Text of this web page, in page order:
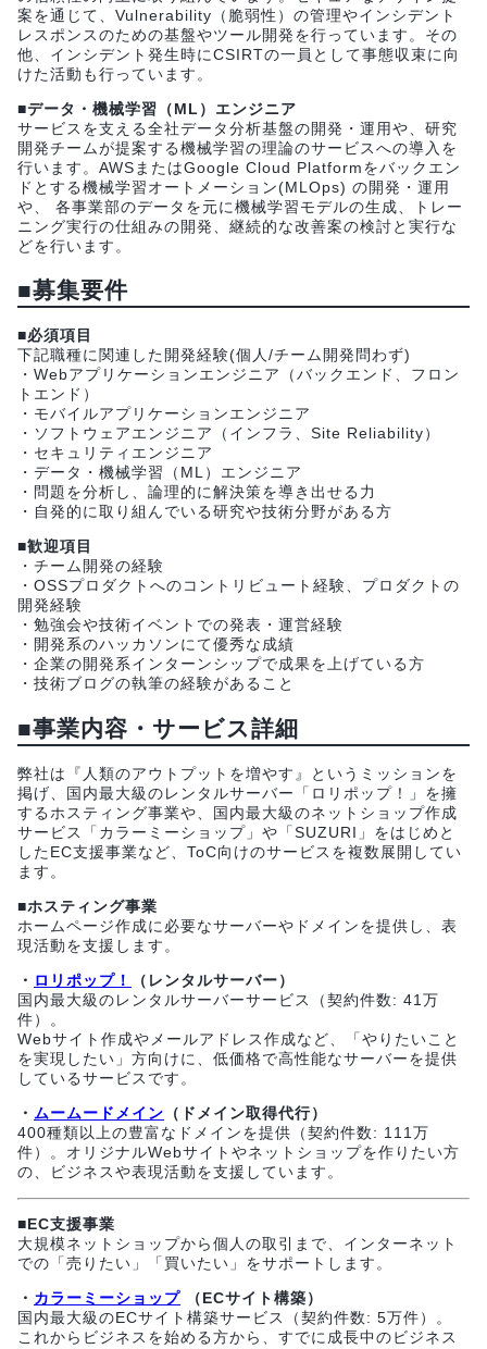
案を通じて、Vulnerability（脆弱性）の管理やインシデント
レスポンスのための基盤やツール開発を行っています。その
他、インシデント発生時にCSIRTの一員として事態収束に向
けた活動も行っています。
■データ・機械学習（ML）エンジニア
サービスを支える全社データ分析基盤の開発・運用や、研究
開発チームが提案する機械学習の理論のサービスへの導入を
行います。AWSまたはGoogle Cloud Platformをバックエン
ドとする機械学習オートメーション(MLOps) の開発・運用
や、 各事業部のデータを元に機械学習モデルの生成、トレー
ニング実行の仕組みの開発、継続的な改善案の検討と実行な
どを行います。
■募集要件
■必須項目
下記職種に関連した開発経験(個人/チーム開発問わず)
・Webアプリケーションエンジニア（バックエンド、フロン
トエンド）
・モバイルアプリケーションエンジニア
・ソフトウェアエンジニア（インフラ、Site Reliability）
・セキュリティエンジニア
・データ・機械学習（ML）エンジニア
・問題を分析し、論理的に解決策を導き出せる力
・自発的に取り組んでいる研究や技術分野がある方
■歓迎項目
・チーム開発の経験
・OSSプロダクトへのコントリビュート経験、プロダクトの
開発経験
・勉強会や技術イベントでの発表・運営経験
・開発系のハッカソンにて優秀な成績
・企業の開発系インターンシップで成果を上げている方
・技術ブログの執筆の経験があること
■事業内容・サービス詳細
弊社は『人類のアウトプットを増やす』というミッションを
掲げ、国内最大級のレンタルサーバー「ロリポップ！」を擁
するホスティング事業や、国内最大級のネットショップ作成
サービス「カラーミーショップ」や「SUZURI」をはじめと
したEC支援事業など、ToC向けのサービスを複数展開してい
ます。
■ホスティング事業
ホームページ作成に必要なサーバーやドメインを提供し、表
現活動を支援します。
・ ロリポップ！
（レンタルサーバー）
国内最大級のレンタルサーバーサービス（契約件数: 41万
件）。
Webサイト作成やメールアドレス作成など、「やりたいこと
を実現したい」方向けに、低価格で高性能なサーバーを提供
しているサービスです。
・ ムームードメイン （ドメイン取得代行）
400種類以上の豊富なドメインを提供（契約件数: 111万
件）。オリジナルWebサイトやネットショップを作りたい方
の、ビジネスや表現活動を支援しています。
■EC支援事業
大規模ネットショップから個人の取引まで、インターネット
での「売りたい」「買いたい」をサポートします。
・ カラーミーショップ （ECサイト構築）
国内最大級のECサイト構築サービス（契約件数: 5万件）。
これからビジネスを始める方から、すでに成長中のビジネス